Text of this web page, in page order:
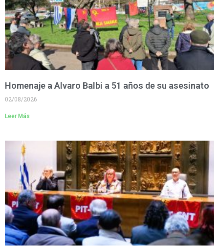
Homenaje a Alvaro Balbi a 51 años de su asesinato
02/08/2026
Leer Más